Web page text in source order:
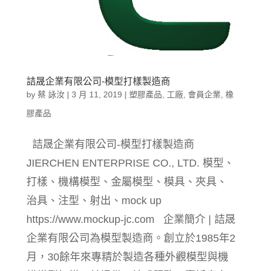
詰晟企業有限公司-模型打樣製造商
by 蔡 詠汝| 3 月 11, 2019 | 塑膠產品 工廠, 會員企業 橡
膠產品
詰晟企業有限公司-模型打樣製造商
JIERCHEN ENTERPRISE CO., LTD. 模型、
打樣、機構模型、金屬模型、模具、夾具、
治具、注型、射出、mock up
https://www.mockup-jc.com 企業簡介 | 詰晟
企業有限公司為模型製造商。創立於1985年2
月，30餘年來專精於製造各種外觀模型與機